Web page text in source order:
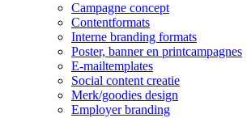
Campagne concept
Contentformats
Interne branding formats
Poster, banner en printcampagnes
E-mailtemplates
Social content creatie
Merk/goodies design
Employer branding